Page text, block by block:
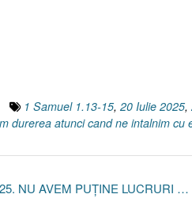
1 Samuel 1.13-15, 20 Iulie 2025,
durerea atunci cand ne intalnim cu
NU AVEM PUȚINE LUCRURI …